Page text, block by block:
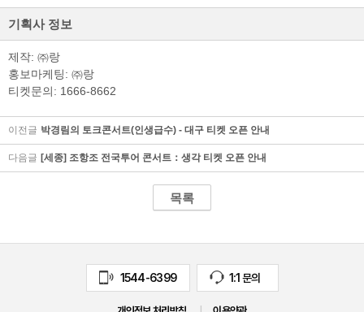
기획사 정보
제작: ㈜랑
홍보마케팅: ㈜랑
티켓문의: 1666-8662
이전글 박경림의 토크콘서트(인생급수) - 대구 티켓 오픈 안내
다음글 [세종] 조항조 전국투어 콘서트：생각 티켓 오픈 안내
목록
1544-6399 1:1 문의